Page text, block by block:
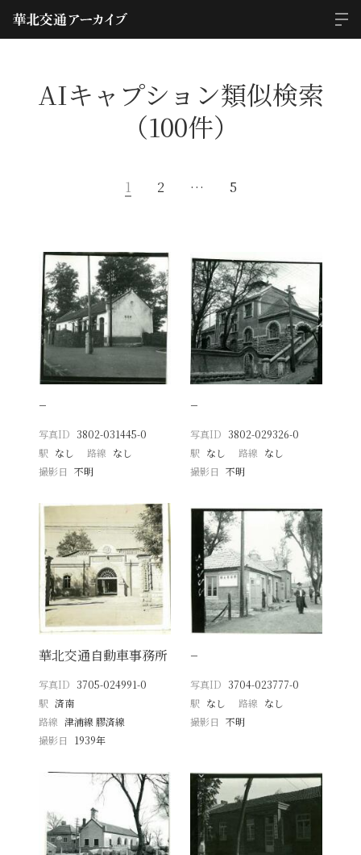
AIキャプション類似検索
（100件）
1 2 … 5
−
写真ID 3802-031445-0
駅 なし 路線 なし
撮影日
不明
−
写真ID 3802-029326-0
駅 なし 路線 なし
撮影日 不明
華北交通自動車事務所
写真ID 3705-024991-0
駅 済南
路線 津浦線 膠済線
撮影日
1939年
−
写真ID 3704-023777-0
駅 なし 路線 なし
撮影日 不明